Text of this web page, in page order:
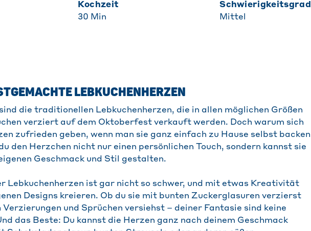
Kochzeit
30 Min
Schwierigkeitsgrad
Mittel
LEBKUCHENHERZEN
die traditionellen Lebkuchenherzen, die in allen möglichen Größen
verziert auf dem Oktoberfest verkauft werden. Doch warum sich
zufrieden geben, wenn man sie ganz einfach zu Hause selbst backen
den Herzchen nicht nur einen persönlichen Touch, sondern kannst sie
Geschmack und Stil gestalten.
Lebkuchenherzen ist gar nicht so schwer, und mit etwas Kreativität
Designs kreieren. Ob du sie mit bunten Zuckerglasuren verzierst
und Sprüchen versiehst – deiner Fantasie sind keine
das Beste: Du kannst die Herzen ganz nach deinem Geschmack